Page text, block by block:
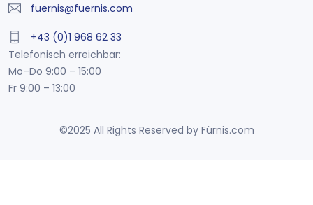
fuernis@fuernis.com
+43 (0)1 968 62 33
Telefonisch erreichbar:
Mo–Do 9:00 – 15:00
Fr 9:00 – 13:00
©2025 All Rights Reserved by Fürnis.com